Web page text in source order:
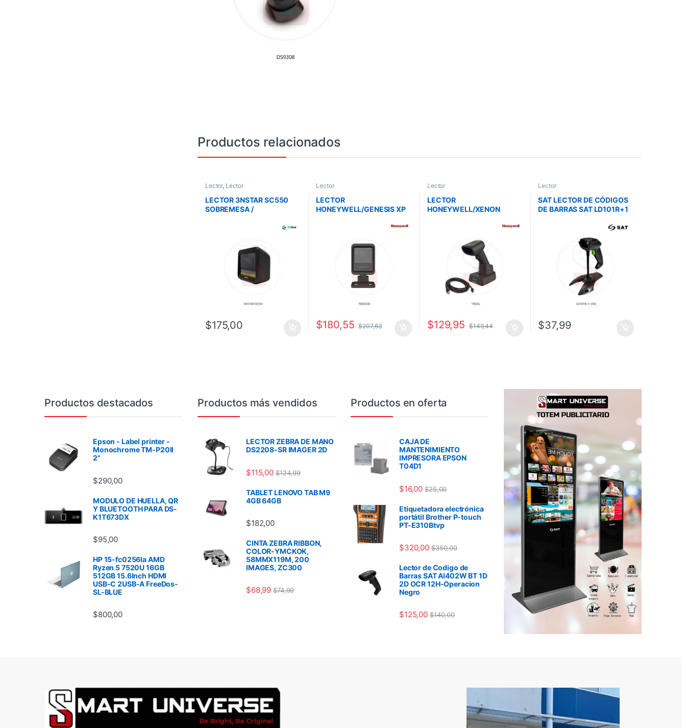
Productos relacionados
Lector, Lector
LECTOR 3NSTAR SC550
SOBREMESA /
$175,00
Lector
LECTOR
HONEYWELL/GENESIS XP
BASE Y CABLE IMAGER DE
$180,55 $207,63
Lector
LECTOR
HONEYWELL/XENON
INCLUYE CABLE IP52 LED
$129,95 $149,44
Lector
SAT LECTOR DE CÓDIGOS
DE BARRAS SAT LD101R+1
$37,99
Brands Carousel
Productos destacados
Epson - Label printer -
Monochrome TM-P20II
2"
$290,00
MODULO DE HUELLA, QR
Y BLUETOOTH PARA DS-
K1T673DX
$95,00
HP 15-fc0256la AMD
Ryzen 5 7520U 16GB
512GB 15.6Inch HDMI
USB-C 2USB-A FreeDos-
SL-BLUE
$800,00
Productos más vendidos
LECTOR ZEBRA DE MANO
DS2208-SR IMAGER 2D
$115,00 $124,99
TABLET LENOVO TAB M9
4GB 64GB
$182,00
CINTA ZEBRA RIBBON,
COLOR-YMCKOK,
58MMX119M, 200
IMAGES, ZC300
$68,99 $74,99
Productos en oferta
CAJA DE
MANTENIMIENTO
IMPRESORA EPSON
T04D1
$16,00 $25,00
Etiquetadora electrónica
portátil Brother P-touch
PT-E310Btvp
$320,00 $350,00
Lector de Codigo de
Barras SAT AI402W BT 1D
2D OCR 12H-Operacion
Negro
$125,00 $140,00